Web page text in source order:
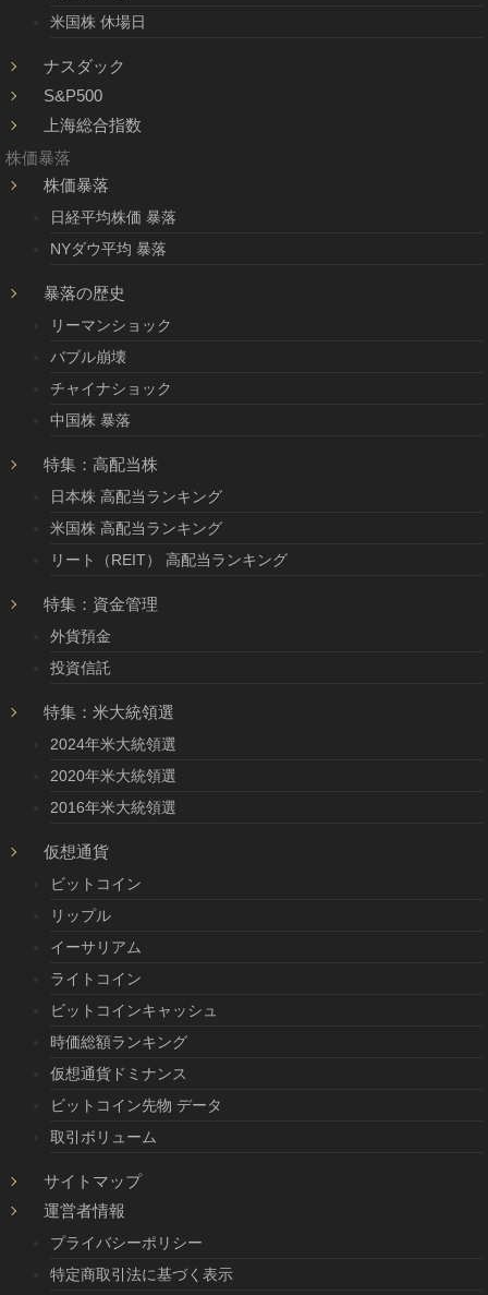
米国株 休場日
ナスダック
S&P500
上海総合指数
株価暴落
株価暴落
日経平均株価 暴落
NYダウ平均 暴落
暴落の歴史
リーマンショック
バブル崩壊
チャイナショック
中国株 暴落
特集：高配当株
日本株 高配当ランキング
米国株 高配当ランキング
リート（REIT） 高配当ランキング
特集：資金管理
外貨預金
投資信託
特集：米大統領選
2024年米大統領選
2020年米大統領選
2016年米大統領選
仮想通貨
ビットコイン
リップル
イーサリアム
ライトコイン
ビットコインキャッシュ
時価総額ランキング
仮想通貨ドミナンス
ビットコイン先物 データ
取引ボリューム
サイトマップ
運営者情報
プライバシーポリシー
特定商取引法に基づく表示